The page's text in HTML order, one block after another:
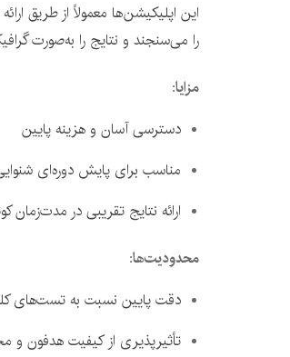
این اپلیکیشن‌ها معمولاً از طریق
را می‌سنجند و نتایج را به‌صورت
مزایا:
دسترسی آسان و هزینه پایین
مناسب برای پایش دوره‌ای
ارائه نتایج تقریبی در مدت‌زمان
محدودیت‌ها:
دقت پایین نسبت به تست‌های
تأثیرپذیری از کیفیت هدفون و